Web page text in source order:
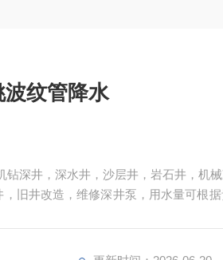
纹管降水
深井，深水井，沙层井，岩石井，机
旧井改造，维修深井泵，用水量可根